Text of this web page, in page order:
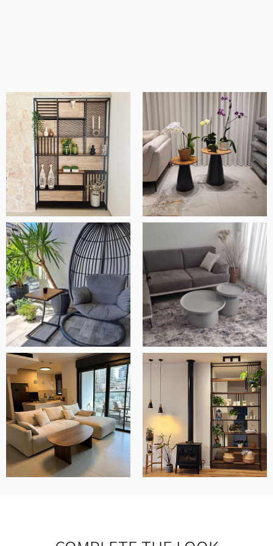
מוצרים איכותיים ומוקפדים, שירות ויחס מדהים
ובסך הכל חנות ברמה אחרת.
אלעד שלף